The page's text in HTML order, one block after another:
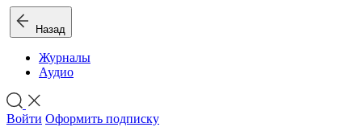
Назад
Журналы
Аудио
Войти Оформить подписку